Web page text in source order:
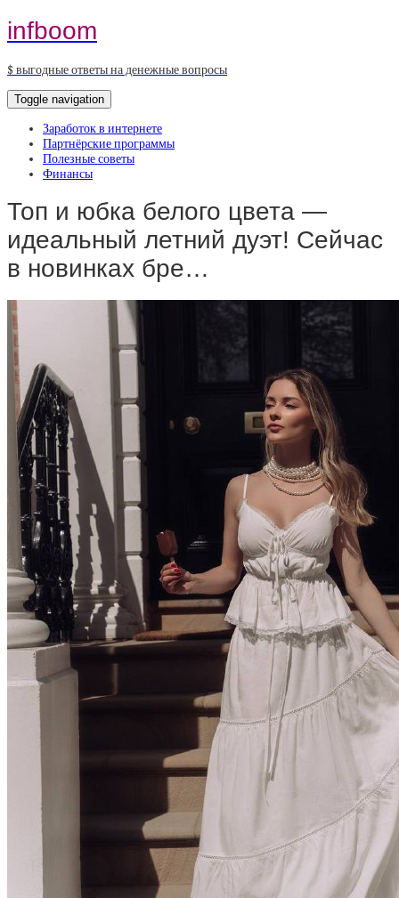
infboom
$ выгодные ответы на денежные вопросы
Toggle navigation
Заработок в интернете
Партнёрские программы
Полезные советы
Финансы
Топ и юбка белого цвета —
идеальный летний дуэт! Сейчас
в новинках бре…